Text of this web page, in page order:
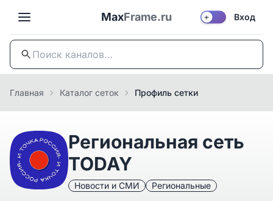
MaxFrame.ru ☀️ Вход
Главная Каталог сеток Профиль сетки
Региональная сеть
TODAY
Новости и СМИ Региональные